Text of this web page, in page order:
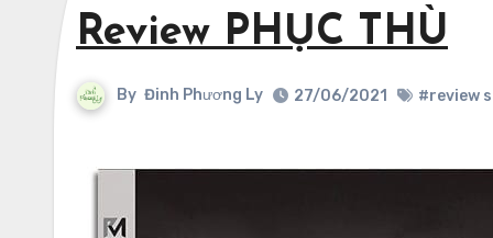
Review PHỤC THÙ
By Đinh Phương Ly 27/06/2021 #review